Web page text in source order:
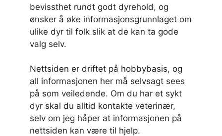
bevissthet rundt godt dyrehold, og
ønsker å øke informasjonsgrunnlaget om
ulike dyr til folk slik at de kan ta gode
valg selv.
Nettsiden er driftet på hobbybasis, og
all informasjonen her må selvsagt sees
på som veiledende. Om du har et sykt
dyr skal du alltid kontakte veterinær,
selv om jeg håper at informasjonen på
nettsiden kan være til hjelp.